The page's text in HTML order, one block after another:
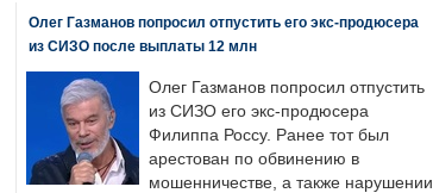
Олег Газманов попросил отпустить его экс-продюсера
из СИЗО после выплаты 12 млн
Олег Газманов попросил отпустить
из СИЗО его экс-продюсера
Филиппа Россу. Ранее тот был
арестован по обвинению в
мошенничестве, а также нарушении